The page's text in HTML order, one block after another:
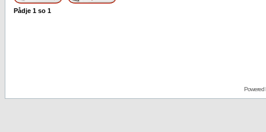
Pådje 1 so 1
Powered